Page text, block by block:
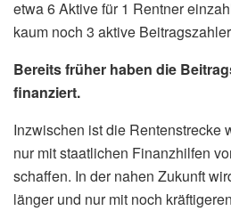
etwa 6 Aktive für 1 Rentner
kaum noch 3 aktive
Bereits früher haben die
finanziert.
Inzwischen ist die Rentenstrecke
nur mit staatlichen Finanzhilfen
schaffen. In der nahen Zukunft
länger und nur mit noch